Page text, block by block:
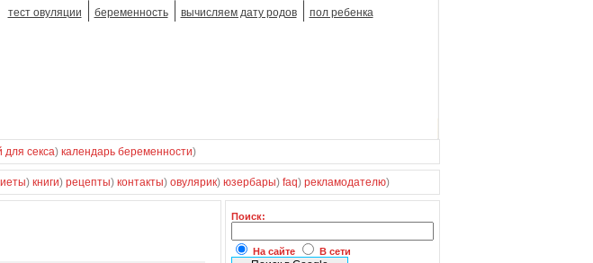
тест овуляции беременность вычисляем дату родов пол ребенка
для секса) календарь беременности)
) книги) рецепты) контакты) овулярик) юзербары) faq) рекламодателю)
Поиск:
На сайте В сети